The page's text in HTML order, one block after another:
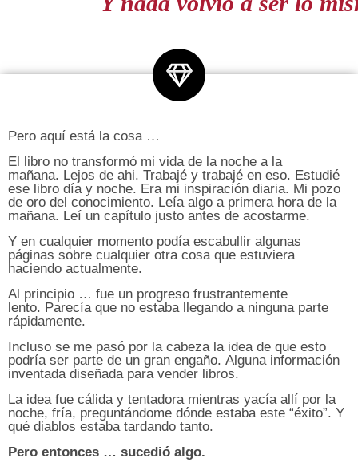
Pero aquí está la cosa …
El libro no transformó mi vida de la noche a la
mañana. Lejos de ahi. Trabajé y trabajé en eso. Estudié
ese libro día y noche. Era mi inspiración diaria. Mi pozo
de oro del conocimiento. Leía algo a primera hora de la
mañana. Leí un capítulo justo antes de acostarme.
Y en cualquier momento podía escabullir algunas
páginas sobre cualquier otra cosa que estuviera
haciendo actualmente.
Al principio … fue un progreso frustrantemente
lento. Parecía que no estaba llegando a ninguna parte
rápidamente.
Incluso se me pasó por la cabeza la idea de que esto
podría ser parte de un gran engaño. Alguna información
inventada diseñada para vender libros.
La idea fue cálida y tentadora mientras yacía allí por la
noche, fría, preguntándome dónde estaba este “éxito”. Y
qué diablos estaba tardando tanto.
Pero entonces … sucedió algo.